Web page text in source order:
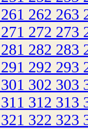
261 262 263
271 272 273
281 282 283
291 292 293
301 302 303
311 312 313
321 322 323